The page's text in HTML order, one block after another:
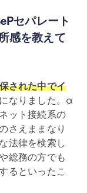
セパレート
感を教えて
された中でイ
なりました。α
ット接続系の
さえままなり
法律を検索し
総務の方でも
るといったこ